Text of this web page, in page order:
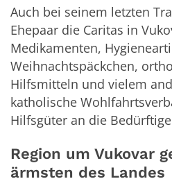
Auch bei seinem letzten
Ehepaar die Caritas in
Medikamenten,
Weihnachtspäckchen,
Hilfsmitteln und vielem
katholische
Hilfsgüter an die
Region um Vukovar
ärmsten des Landes